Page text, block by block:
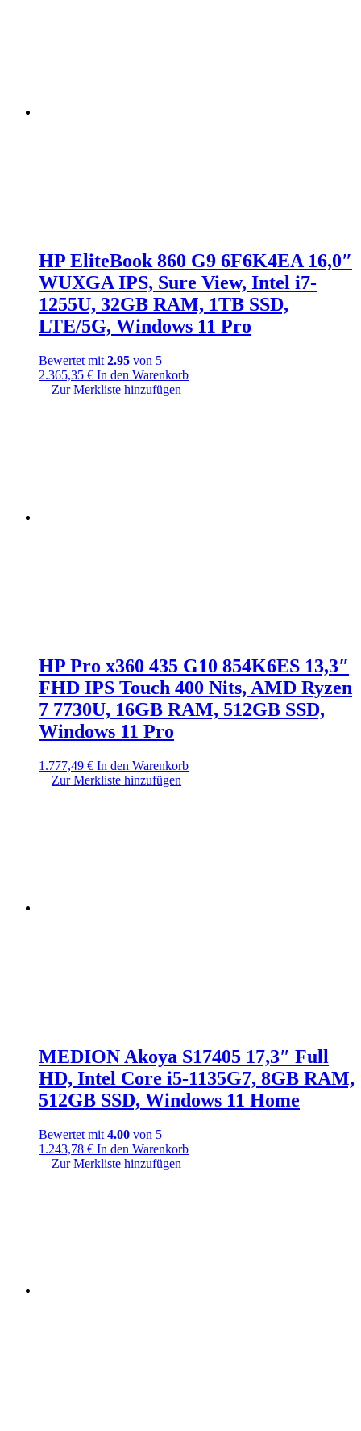
HP EliteBook 860 G9 6F6K4EA 16,0″
WUXGA IPS, Sure View, Intel i7-
1255U, 32GB RAM, 1TB SSD,
LTE/5G, Windows 11 Pro
Bewertet mit 2.95 von 5
2.365,35 € In den Warenkorb
Zur Merkliste hinzufügen
HP Pro x360 435 G10 854K6ES 13,3″
FHD IPS Touch 400 Nits, AMD Ryzen
7 7730U, 16GB RAM, 512GB SSD,
Windows 11 Pro
1.777,49 € In den Warenkorb
Zur Merkliste hinzufügen
MEDION Akoya S17405 17,3″ Full
HD, Intel Core i5-1135G7, 8GB RAM,
512GB SSD, Windows 11 Home
Bewertet mit 4.00 von 5
1.243,78 € In den Warenkorb
Zur Merkliste hinzufügen